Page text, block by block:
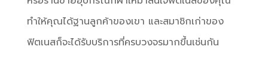
ทำให้คุณได้ฐานลูกค้าของเขา และสมาชิกเก่าของ
ฟิตเนสก็จะได้รับบริการที่ครบวงจรมากขึ้นเช่นกัน